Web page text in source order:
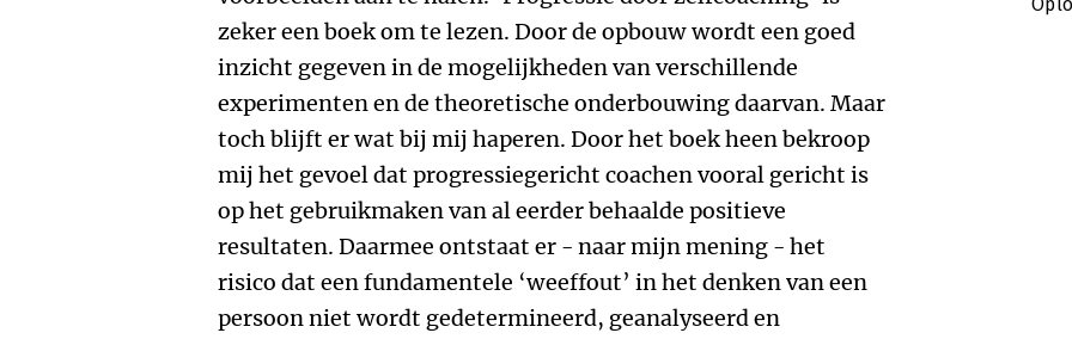
zeker een boek om te lezen. Door de opbouw wordt een goed
inzicht gegeven in de mogelijkheden van verschillende
experimenten en de theoretische onderbouwing daarvan. Maar
toch blijft er wat bij mij haperen. Door het boek heen bekroop
mij het gevoel dat progressiegericht coachen vooral gericht is
op het gebruikmaken van al eerder behaalde positieve
resultaten. Daarmee ontstaat er - naar mijn mening - het
risico dat een fundamentele ‘weeffout’ in het denken van een
persoon niet wordt gedetermineerd, geanalyseerd en